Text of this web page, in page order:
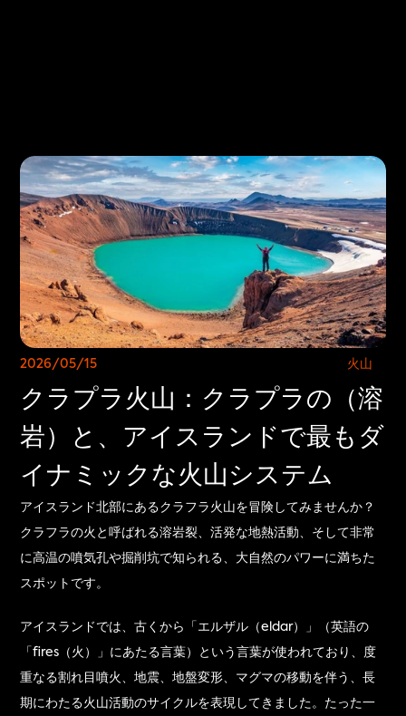
2026/05/15 火山
クラプラ火山：クラプラの（溶
岩）と、アイスランドで最もダ
イナミックな火山システム
アイスランド北部にあるクラフラ火山を冒険してみませんか？
クラフラの火と呼ばれる溶岩裂、活発な地熱活動、そして非常
に高温の噴気孔や掘削坑で知られる、大自然のパワーに満ちた
スポットです。
アイスランドでは、古くから「エルザル（eldar）」（英語の
「fires（火）」にあたる言葉）という言葉が使われてお​​り、度
重なる割れ目噴火、地震、地盤変形、マグマの移動を伴う、長
期にわたる火山活動のサイクルを表現してきました。たった一